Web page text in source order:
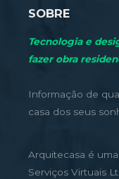
SOBRE
Tecnologia e
fazer obra
Informação de
casa dos seus
Arquitecasa é
Serviços Virtuais